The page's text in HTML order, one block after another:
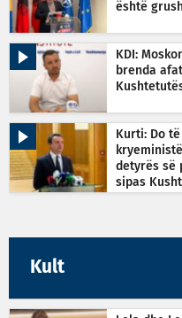
është
KDI:
brenda
Kurti: Do
detyrës së
sipas
Kult